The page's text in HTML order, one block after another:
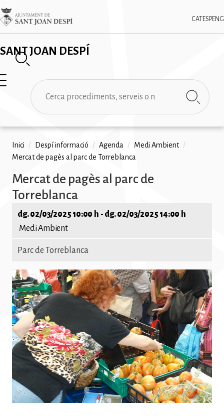
Vés
al
contingut
SANT JOAN DESPÍ
CAT ESPENG
Imatge
✕
Cerca
Fil
d'ariadna
Inici / Despí informació / Agenda / Medi Ambient /
Mercat de pagès al parc de Torreblanca
Mercat de pagès al parc de
Torreblanca
dg. 02/03/2025 10:00 h - dg. 02/03/2025 14:00 h
Medi Ambient
Parc de Torreblanca
Imatge